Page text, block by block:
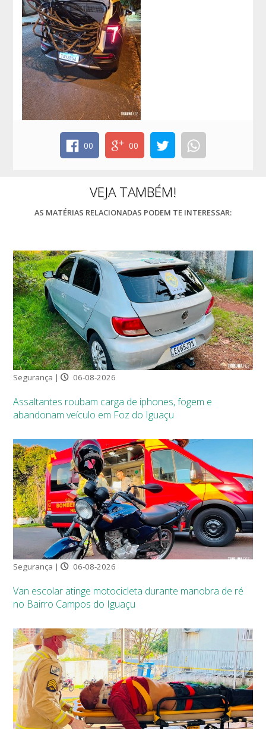
00 00
VEJA TAMBÉM!
AS MATÉRIAS RELACIONADAS PODEM TE INTERESSAR:
Segurança | 06-08-2026
Assaltantes roubam carga de iphones, fogem e
abandonam veículo em Foz do Iguaçu
Segurança | 06-08-2026
Van escolar atinge motocicleta durante manobra de ré
no Bairro Campos do Iguaçu